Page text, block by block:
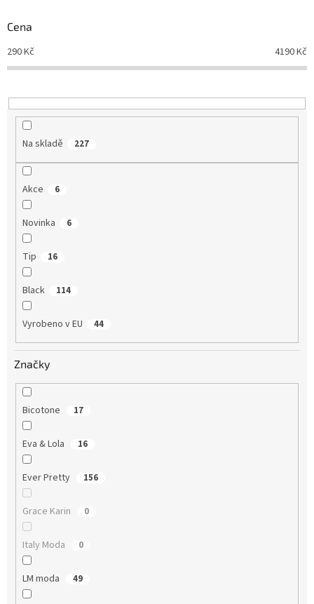
d
k
t
Cena
290Kč 4190Kč
Na skladě 227
Akce 6
Novinka 6
Tip 16
Black 114
Vyrobeno v EU 44
Značky
Bicotone 17
Eva & Lola 16
Ever Pretty 156
Grace Karin 0
Italy Moda 0
LM moda 49